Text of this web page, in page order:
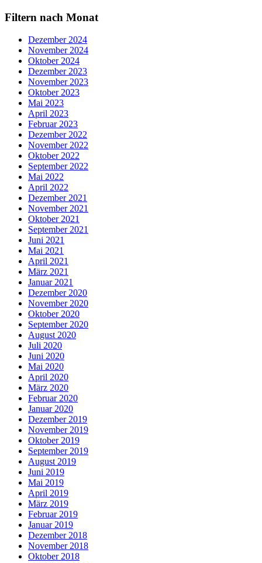
Filtern nach Monat
Dezember 2024
November 2024
Oktober 2024
Dezember 2023
November 2023
Oktober 2023
Mai 2023
April 2023
Februar 2023
Dezember 2022
November 2022
Oktober 2022
September 2022
Mai 2022
April 2022
Dezember 2021
November 2021
Oktober 2021
September 2021
Juni 2021
Mai 2021
April 2021
März 2021
Januar 2021
Dezember 2020
November 2020
Oktober 2020
September 2020
August 2020
Juli 2020
Juni 2020
Mai 2020
April 2020
März 2020
Februar 2020
Januar 2020
Dezember 2019
November 2019
Oktober 2019
September 2019
August 2019
Juni 2019
Mai 2019
April 2019
März 2019
Februar 2019
Januar 2019
Dezember 2018
November 2018
Oktober 2018